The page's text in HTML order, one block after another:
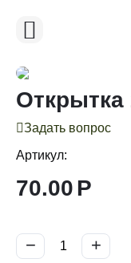
Задать вопрос
Артикул:
70.00Р
+
−